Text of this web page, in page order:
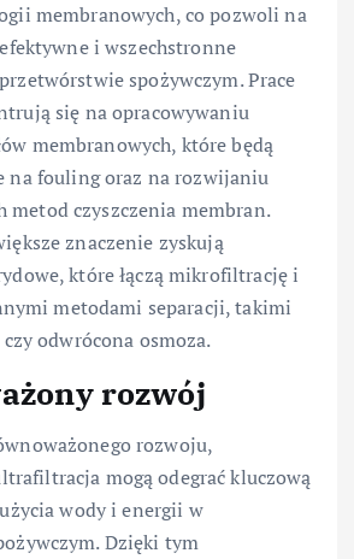
membranowych, co pozwoli na
i wszechstronne
spożywczym. Prace
się na opracowywaniu
membranowych, które będą
na fouling oraz na rozwijaniu
metod czyszczenia membran.
znaczenie zyskują
które łączą mikrofiltrację i
metodami separacji, takimi
odwrócona osmoza.
rozwój
rozwoju,
mogą odegrać kluczową
wody i energii w
Dzięki tym